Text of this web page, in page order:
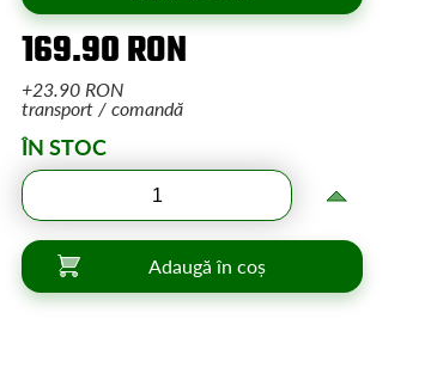
169.90 RON
+23.90 RON
transport / comandă
ÎN STOC
Adaugă în coș